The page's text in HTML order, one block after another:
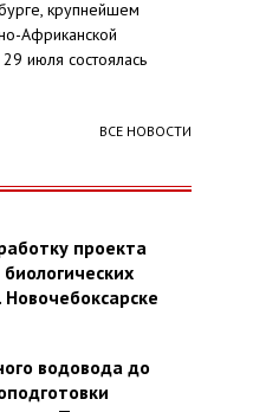
крупнейшем
Африканской
июля состоялась
ВСЕ НОВОСТИ
проекта
водовода до